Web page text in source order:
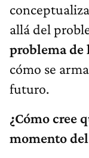
allá del
problema de
cómo se
futuro.
¿Cómo cree
momento